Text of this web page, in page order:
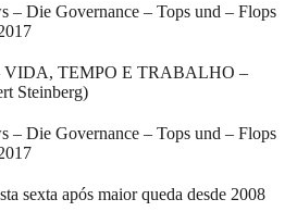
– Die Governance – Tops und – Flops
VIDA, TEMPO E TRABALHO –
Steinberg)
– Die Governance – Tops und – Flops
sexta após maior queda desde 2008